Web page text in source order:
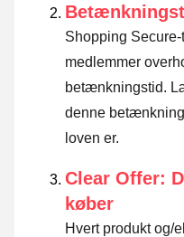
Shopping
medlemmer
betænkningstid.
denne
loven er.
Clear Offer:
køber
Hvert produkt og/